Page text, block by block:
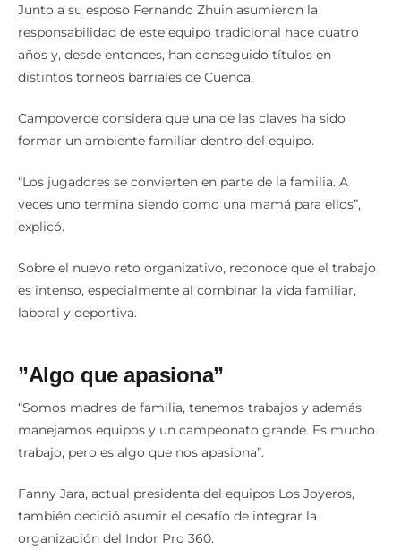
Junto a su esposo Fernando Zhuin asumieron la
responsabilidad de este equipo tradicional hace cuatro
años y, desde entonces, han conseguido títulos en
distintos torneos barriales de Cuenca.
Campoverde considera que una de las claves ha sido
formar un ambiente familiar dentro del equipo.
“Los jugadores se convierten en parte de la familia. A
veces uno termina siendo como una mamá para ellos”,
explicó.
Sobre el nuevo reto organizativo, reconoce que el trabajo
es intenso, especialmente al combinar la vida familiar,
laboral y deportiva.
”Algo que apasiona”
“Somos madres de familia, tenemos trabajos y además
manejamos equipos y un campeonato grande. Es mucho
trabajo, pero es algo que nos apasiona”.
Fanny Jara, actual presidenta del equipos Los Joyeros,
también decidió asumir el desafío de integrar la
organización del Indor Pro 360.